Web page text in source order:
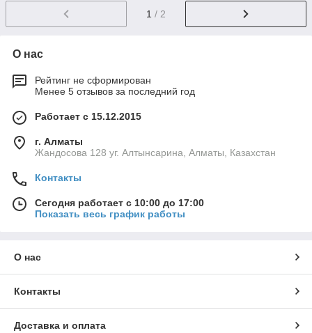
1 / 2
О нас
Рейтинг не сформирован
Менее 5 отзывов за последний год
Работает с 15.12.2015
г. Алматы
Жандосова 128 уг. Алтынсарина, Алматы, Казахстан
Контакты
Сегодня работает с 10:00 до 17:00
Показать весь график работы
О нас
Контакты
Доставка и оплата